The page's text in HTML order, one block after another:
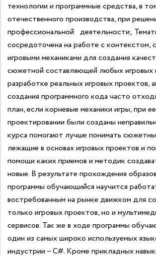
технологии и программные средства, в
отечественного производства, при
профессиональной деятельности;
сосредоточена на работе с контекстом,
игровыми механиками для создания
сюжетной составляющей любых игровых
разработке реальных игровых проектов,
создания программного кода часто
план, если корневые механики игры, при ее
проектировании были созданы
курса помогают лучше понимать
лежащие в основах игровых проектов и
помощи каких приемов и методик
новые. В результате прохождения
программы обучающийся научится
востребованным на рынке движком для
только игровых проектов, но и
сервисов. Так же в ходе программы
один из самых широко используемых
индустрии – C#. Кроме прикладных